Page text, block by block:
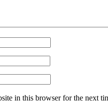
in this browser for the next